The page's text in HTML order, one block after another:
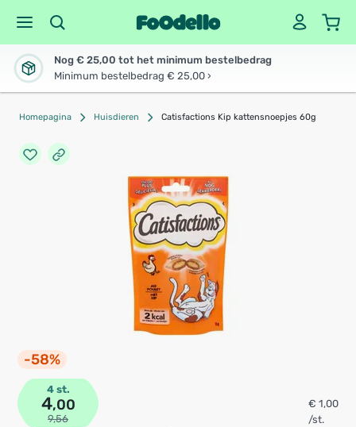
Nog € 25,00 tot het minimum bestelbedrag
Minimum bestelbedrag € 25,00 ›
Homepagina Huisdieren Catisfactions Kip kattensnoepjes 60g
-58%
4 st.
4,00
9,56
€ 1,00
/st.